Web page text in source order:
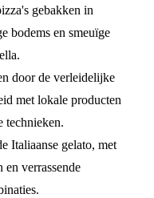
gebakken in
bodems en smeuïge
door de verleidelijke
met lokale producten
technieken.
Italiaanse gelato, met
verrassende